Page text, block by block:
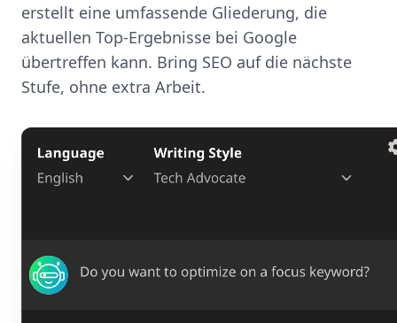
erstellt eine umfassende Gliederung, die
aktuellen Top-Ergebnisse bei Google
übertreffen kann. Bring SEO auf die nächste
Stufe, ohne extra Arbeit.